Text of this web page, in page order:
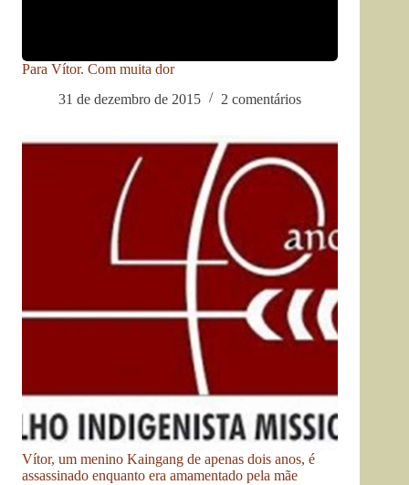
Para Vítor. Com muita dor
31 de dezembro de 2015
2 comentários
Vítor, um menino Kaingang de apenas dois anos, é
assassinado enquanto era amamentado pela mãe